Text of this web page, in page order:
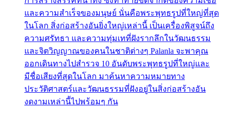
และความสำเร็จของมนุษย์ นั่นคือพระพุทธรูปที่ใหญ่ที่สุด
ในโลก สิ่งก่อสร้างอันยิ่งใหญ่เหล่านี้ เป็นเครื่องพิสูจน์ถึง
ความศรัทธา และความทุ่มเทที่ฝังรากลึกในวัฒนธรรม
และจิตวิญญาณของคนในชาติต่างๆ Palanla จะพาคุณ
ออกเดินทางไปสำรวจ 10 อันดับพระพุทธรูปที่ใหญ่และ
มีชื่อเสียงที่สุดในโลก มาค้นหาความหมายทาง
ประวัติศาสตร์และวัฒนธรรมที่ฝังอยู่ในสิ่งก่อสร้างอัน
งดงามเหล่านี้ไปพร้อมๆ กัน